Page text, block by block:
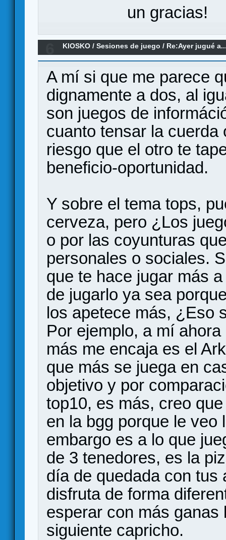
un gracias!
KIOSKO /Sesiones de juego / Re:Ayer jugué
A mí si que me parece
dignamente a dos, al
son juegos de
cuanto tensar la cuerda
riesgo que el otro te
beneficio-oportunidad.
Y sobre el tema tops,
cerveza, pero ¿Los
o por las coyunturas
personales o sociales.
que te hace jugar más
de jugarlo ya sea
los apetece más, ¿Eso
Por ejemplo, a mí
más me encaja es el
que más se juega en
objetivo y por
top10, es más, creo
en la bgg porque le veo
embargo es a lo que
de 3 tenedores, es la
día de quedada con tus
disfruta de forma
esperar con más ganas
siguiente capricho.